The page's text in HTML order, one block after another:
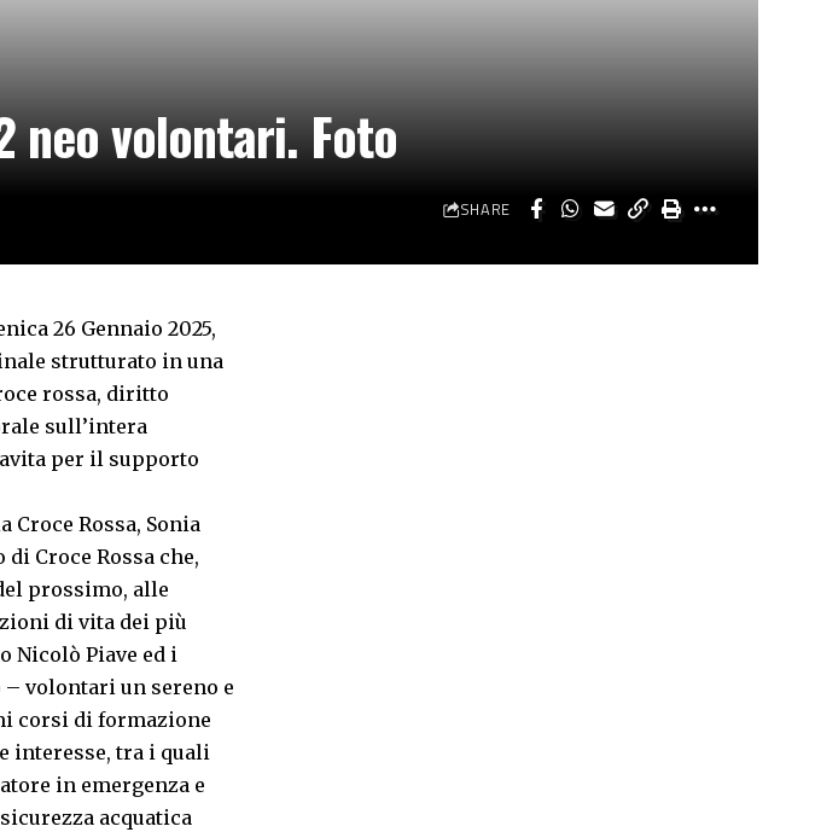
neo volontari. Foto
SHARE
26 Gennaio 2025,
strutturato in una
rossa, diritto
sull’intera
per il supporto
Rossa, Sonia
Croce Rossa che,
prossimo, alle
di vita dei più
Nicolò Piave ed i
– volontari un sereno e
corsi di formazione
interesse, tra i quali
in emergenza e
acquatica